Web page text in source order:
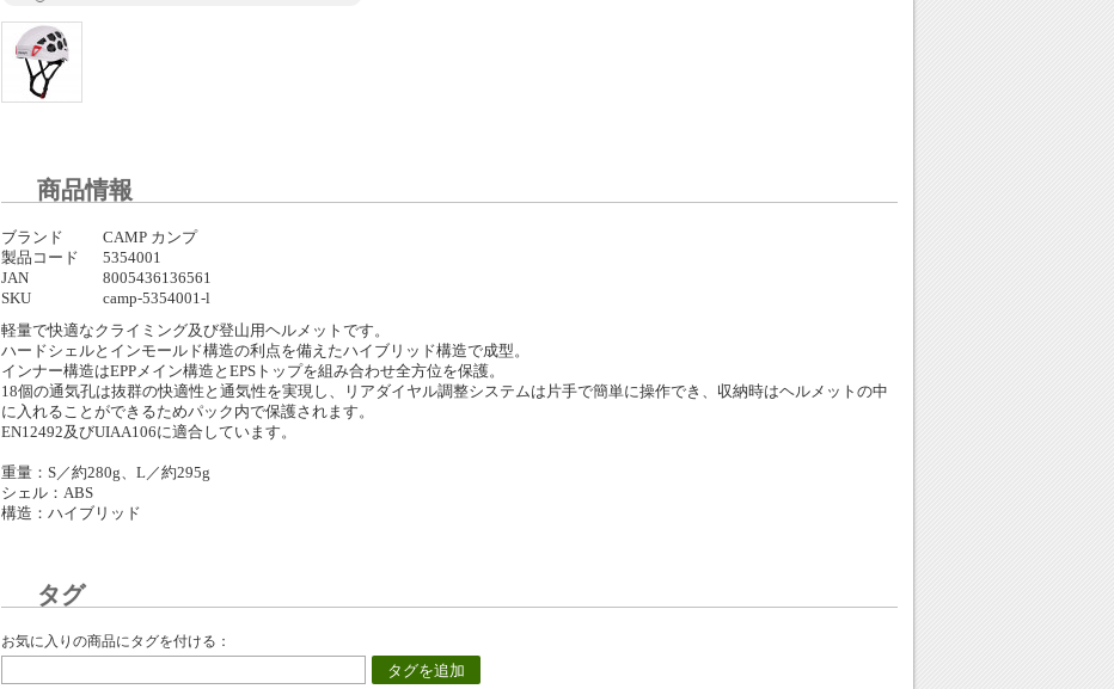
商品情報
ブランド
CAMP カンプ
製品コード
5354001
JAN
8005436136561
SKU
camp-5354001-l
軽量で快適なクライミング及び登山用ヘルメットです。
ハードシェルとインモールド構造の利点を備えたハイブリッド構造で成型。
インナー構造はEPPメイン構造とEPSトップを組み合わせ全方位を保護。
18個の通気孔は抜群の快適性と通気性を実現し、リアダイヤル調整システムは片手で簡単に操作でき、収納時はヘルメットの中
に入れることができるためパック内で保護されます。
EN12492及びUIAA106に適合しています。
重量：S／約280g、L／約295g
シェル：ABS
構造：ハイブリッド
タグ
お気に入りの商品にタグを付ける：
タグを追加